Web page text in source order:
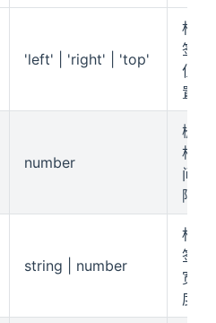
'left' | 'right' | 'top'
标
签
位
置
number
栅
格
间
隔
string | number
标
签
宽
度